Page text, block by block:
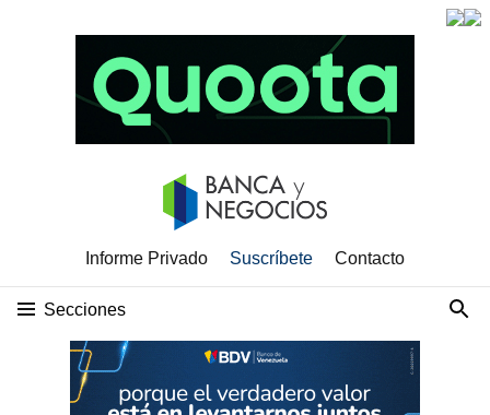
Informe Privado Suscríbete Contacto
Secciones